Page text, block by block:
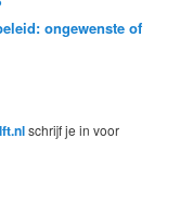
ongewenste of
schrijf je in voor